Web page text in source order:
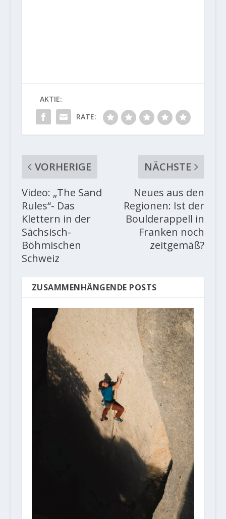
AKTIE:
RATE:
VORHERIGE
Video: „The Sand
Rules“- Das
Klettern in der
Sächsisch-
Böhmischen
Schweiz
NÄCHSTE
Neues aus den
Regionen: Ist der
Boulderappell in
Franken noch
zeitgemäß?
ZUSAMMENHÄNGENDE POSTS